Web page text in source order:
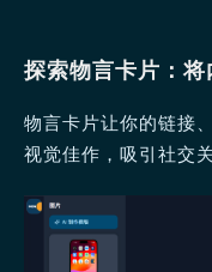
探索物言卡片：
物言卡片让你的链接
视觉佳作，吸引社交